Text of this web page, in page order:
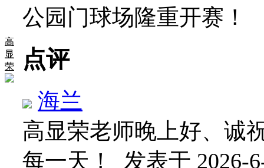
高
显
荣
公园门球场隆重开赛！
点评
海兰
高显荣老师晚上好、诚
每一天！ 发表于 2026-